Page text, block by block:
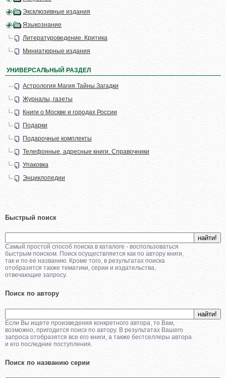
Эксклюзивные издания
Языкознание
Литературоведение. Критика
Миниатюрные издания
УНИВЕРСАЛЬНЫЙ РАЗДЕЛ
Астрология.Магия.Тайны.Загадки
Журналы, газеты
Книги о Москве и городах России
Подарки
Подарочные комплекты
Телефонные, адресные книги. Справочники
Упаковка
Энциклопедии
Быстрый поиск
Самый простой способ поиска в каталоге - воспользоваться
быстрым поиском. Поиск осуществляется как по автору книги,
так и по ее названию. Кроме того, в результатах поиска
отобразятся также тематики, серии и издательства,
отвечающие запросу.
Поиск по автору
Если Вы ищете произведения конкретного автора, то Вам,
возможно, пригодится поиск по автору. В результатах Вашего
запроса отобразятся все его книги, а также бестселлеры автора
и его последние поступления.
Поиск по названию серии